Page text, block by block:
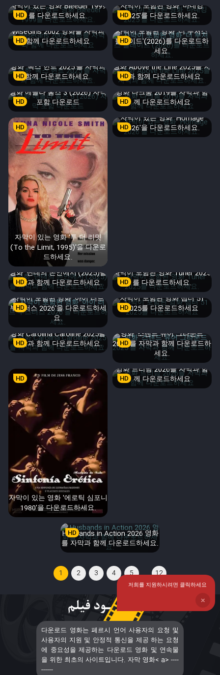
자막이 있는 영화 Bleeder 1999
를 다운로드하세요.
HD
자막이 포함된 영화 '마네킹
2025'를 다운로드하세요.
HD
WiseGirls 2002 영화를 자막과
함께 다운로드하세요
HD
자막이 포함된 영화 '더 부처스
블레이드'(2026)를 다운로드하
세요.
HD
영화 '폭스 헌트 2025'를 자막과
함께 다운로드하세요.
HD
영화 Above the Line 2025를 자
막과 함께 다운로드하세요.
HD
영화 에놀라 홈즈 3 (2026) 자막
포함 다운로드
HD
영화 다크룸 2019를 자막과 함
께 다운로드하세요
HD
자막이 있는 영화 '투 더 리밋
(To the Limit, 1995)'을 다운로
드하세요.
HD
자막이 있는 영화 'Homage
2026'을 다운로드하세요.
HD
영화 '단테의 손안에서'(2025)를
자막과 함께 다운로드하세요.
HD
자막이 포함된 영화 Tuner 2025
를 다운로드하세요.
HD
자막이 포함된 영화 '아이 러브
부스터스 2026'을 다운로드하세
요.
HD
자막이 포함된 영화 챕터 51
2025를 다운로드하세요
HD
영화 Carolina Caroline 2025를
자막과 함께 다운로드하세요.
HD
영화 '스탠드 유어 그라운드
2025'를 자막과 함께 다운로드하
세요.
HD
자막이 있는 영화 '에로틱 심포니
1980'을 다운로드하세요.
HD
영화 드리담 2026을 자막과 함
께 다운로드하세요
HD
Husbands in Action 2026 영화
를 자막과 함께 다운로드하세요.
HD
1 2 3 4 5 ... 12
다운로드 영화는 페르시 언어 사용자의 요청 및
사용자의 지원 및 안정적 통신을 제공 하는 요청
에 중요성을 제공하는 다운로드 영화 및 연속물
을 위한 최초의 사이트입니다. 자막 영화< a> ----
------
저희를 지원하시려면 클릭하세요
❌